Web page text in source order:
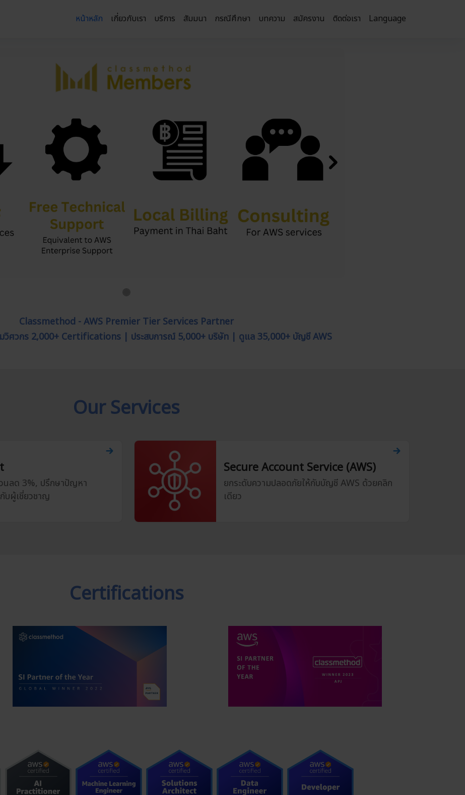
หน้าหลัก เกี่ยวกับเรา บริการ สัมมนา กรณีศึกษา บทความ สมัครงาน ติดต่อเรา Language
Next
Classmethod - AWS Premier Tier Services Partner
วิศวกร 2,000+ Certifications | ประสบการณ์ 5,000+ บริษัท | ดูแล 35,000+ บัญชี AWS
Our Services
ลด 3%, ปรึกษาปัญหา
บผู้เชี่ยวชาญ
Secure Account Service (AWS)
ยกระดับความปลอดภัยให้กับบัญชี AWS ด้วยคลิก
เดียว
Certifications